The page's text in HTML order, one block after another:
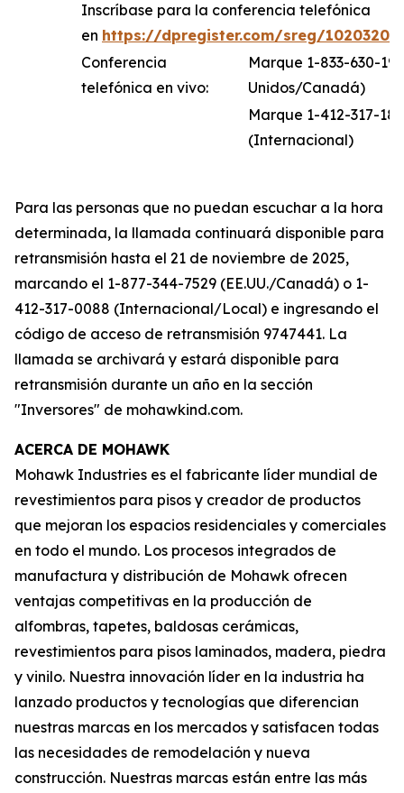
Inscríbase para la conferencia telefónica
en https://dpregister.com/sreg/
Conferencia
telefónica en vivo:
Marque 1-833-630-
Unidos/Canadá)
Marque 1-412-317-
(Internacional)
Para las personas que no puedan escuchar a la hora
determinada, la llamada continuará disponible para
retransmisión hasta el 21 de noviembre de 2025,
marcando el 1-877-344-7529 (EE.UU./Canadá) o 1-
412-317-0088 (Internacional/Local) e ingresando el
código de acceso de retransmisión 9747441. La
llamada se archivará y estará disponible para
retransmisión durante un año en la sección
"Inversores" de mohawkind.com.
ACERCA DE MOHAWK
Mohawk Industries es el fabricante líder mundial de
revestimientos para pisos y creador de productos
que mejoran los espacios residenciales y comerciales
en todo el mundo. Los procesos integrados de
manufactura y distribución de Mohawk ofrecen
ventajas competitivas en la producción de
alfombras, tapetes, baldosas cerámicas,
revestimientos para pisos laminados, madera, piedra
y vinilo. Nuestra innovación líder en la industria ha
lanzado productos y tecnologías que diferencian
nuestras marcas en los mercados y satisfacen todas
las necesidades de remodelación y nueva
construcción. Nuestras marcas están entre las más